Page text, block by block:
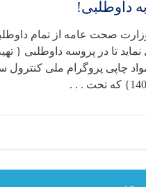
داوطلبی!
صحت عامه از تمام
تا در پروسه داوطلبی {
چاپی پروگرام ملی کنترول